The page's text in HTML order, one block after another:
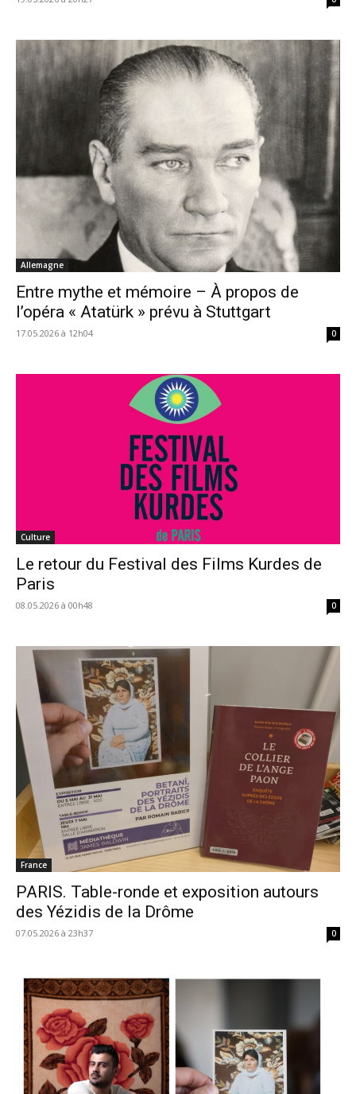
Allemagne
Entre mythe et mémoire – À propos de
l’opéra « Atatürk » prévu à Stuttgart
17.05.2026 à 12h04 0
Culture
Le retour du Festival des Films Kurdes de
Paris
08.05.2026 à 00h48 0
France
PARIS. Table-ronde et exposition autours
des Yézidis de la Drôme
07.05.2026 à 23h37 0